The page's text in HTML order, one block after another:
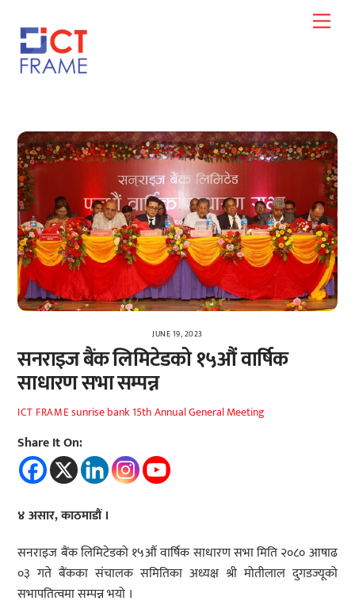
content
JUNE 19, 2023
सनराइज बैंक लिमिटेडको १५औं वार्षिक
साधारण सभा सम्पन्न
ICT FRAMEsunrise bank 15th Annual General Meeting
Share It On:
४ असार, काठमाडौं ।
सनराइज बैंक लिमिटेडको १५औं वार्षिक साधारण सभा मिति २०८० आषाढ
०३ गते बैंकका संचालक समितिका अध्यक्ष श्री मोतीलाल दुगडज्यूको
सभापतित्वमा सम्पन्न भयो ।